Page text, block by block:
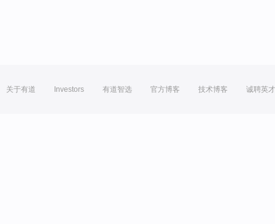
关于有道 Investors 有道智选 官方博客 技术博客 诚聘英才